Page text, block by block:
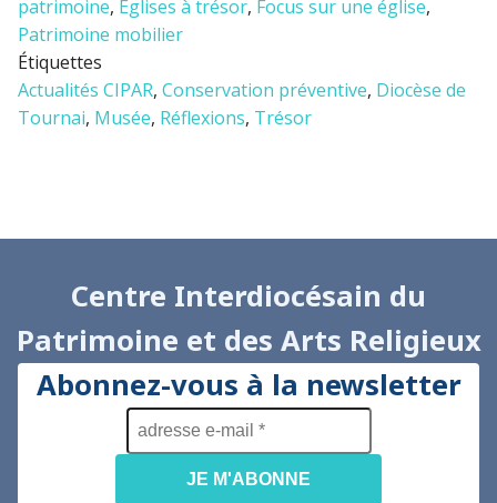
patrimoine, Eglises à trésor, Focus sur une église,
Patrimoine mobilier
Étiquettes
Actualités CIPAR, Conservation préventive, Diocèse de
Tournai, Musée, Réflexions, Trésor
Centre Interdiocésain du
Patrimoine et des Arts Religieux
Abonnez-vous à la newsletter
adresse
e-
mail
*